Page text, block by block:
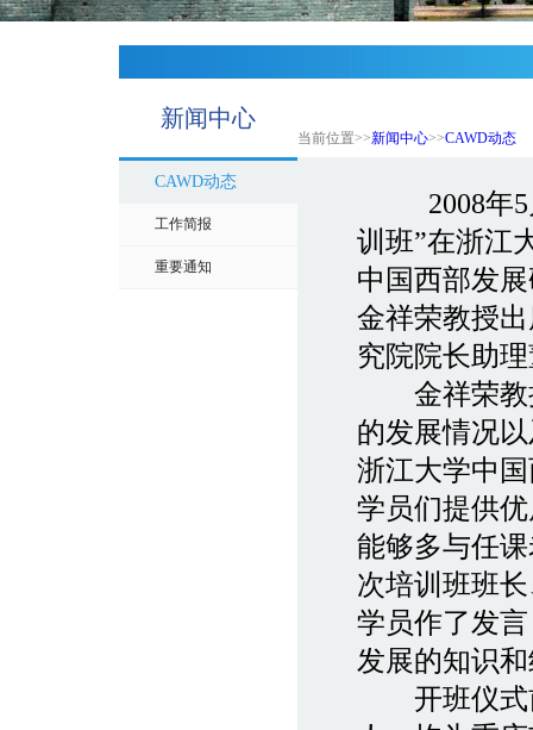
新闻中心
当前位置>>新闻中心>>CAWD动态
CAWD动态
工作简报
重要通知
2008年
训班”在浙江
中国西部发
金祥荣教授
究院院长助
金祥荣教授
的发展情况
浙江大学中
学员们提供
能够多与任
次培训班班
学员作了发
发展的知识
开班仪式前